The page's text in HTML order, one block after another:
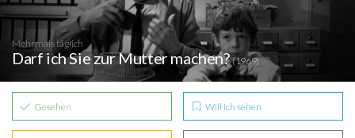
Mehrmals täglich
Darf ich Sie zur Mutter machen?(1969)
Gesehen Will ich sehen